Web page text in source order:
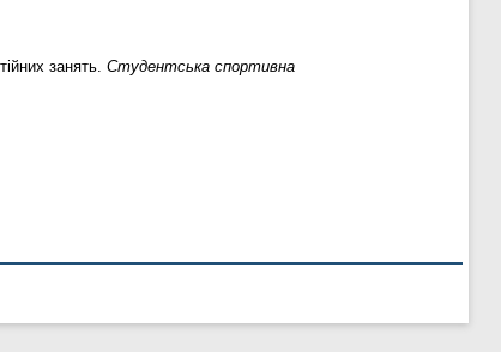
занять. Студентська спортивна